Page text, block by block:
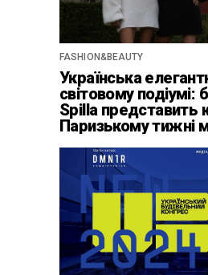
FASHION&BEAUTY
Українська
світовому подіумі:
Spilla представить
Паризькому тижні